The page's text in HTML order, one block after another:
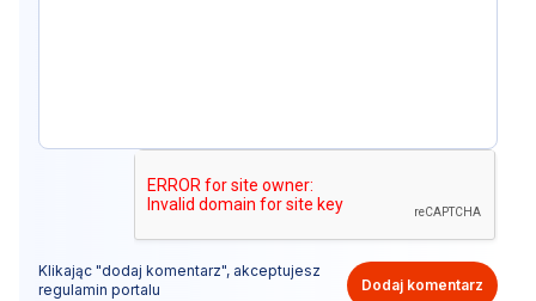
Klikając "dodaj komentarz", akceptujesz
regulamin portalu
Dodaj komentarz